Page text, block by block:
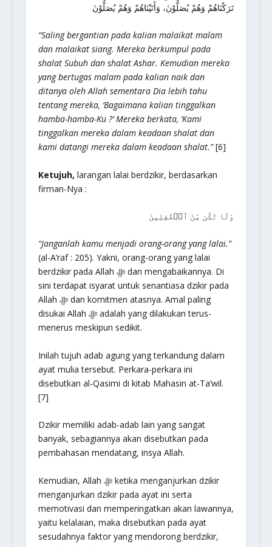
تَرَكْنَاهُمْ وَهُمْ يُصَلُّوْنَ، وَأَتَيْنَاهُمْ وَهُمْ يُصَلُّوْنَ
“Saling bergantian pada kalian malaikat malam
dan malaikat siang. Mereka berkumpul pada
shalat Subuh dan shalat Ashar. Kemudian mereka
yang bertugas malam pada kalian naik dan
ditanya oleh Allah sementara Dia lebih tahu
tentang mereka, ‘Bagaimana kalian tinggalkan
hamba-hamba-Ku ?’ Mereka berkata, ‘Kami
tinggalkan mereka dalam keadaan shalat dan
kami datangi mereka dalam keadaan shalat.”[6]
Ketujuh, larangan lalai berdzikir, berdasarkan
firman-Nya :
وَلَا تَكُن مِّنَ ٱلۡغَٰفِلِينَ
“Janganlah kamu menjadi orang-orang yang lalai.”
(al-A’raf : 205). Yakni, orang-orang yang lalai
berdzikir pada Allah ﷻ dan mengabaikannya. Di
sini terdapat isyarat untuk senantiasa dzikir pada
Allah ﷻ dan komitmen atasnya. Amal paling
disukai Allah ﷻ adalah yang dilakukan terus-
menerus meskipun sedikit.
Inilah tujuh adab agung yang terkandung dalam
ayat mulia tersebut. Perkara-perkara ini
disebutkan al-Qasimi di kitab Mahasin at-Ta’wil.
[7]
Dzikir memiliki adab-adab lain yang sangat
banyak, sebagiannya akan disebutkan pada
pembahasan mendatang, insya Allah.
Kemudian, Allah ﷻ ketika menganjurkan dzikir
menganjurkan dzikir pada ayat ini serta
memotivasi dan memperingatkan akan lawannya,
yaitu kelalaian, maka disebutkan pada ayat
sesudahnya faktor yang mendorong berdzikir,